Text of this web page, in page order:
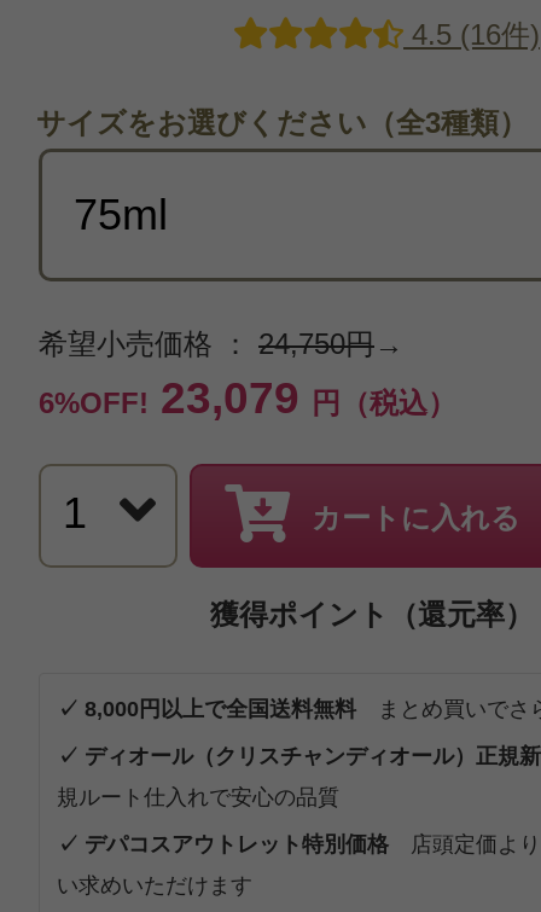
4.5 (16件)
サイズをお選びください（全3種類）
希望小売価格 ： 24,750円→
6%OFF! 23,079 円（税込）
カートに入れる
獲得ポイント（還元率）
✓ 8,000円以上で全国送料無料 まとめ買いでさ
✓ ディオール（クリスチャンディオール）正規
規ルート仕入れで安心の品質
✓ デパコスアウトレット特別価格 店頭定価よ
い求めいただけます